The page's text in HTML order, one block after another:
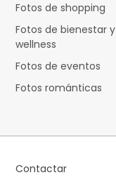
Fotos de shopping
Fotos de bienestar y
wellness
Fotos de eventos
Fotos románticas
Contactar